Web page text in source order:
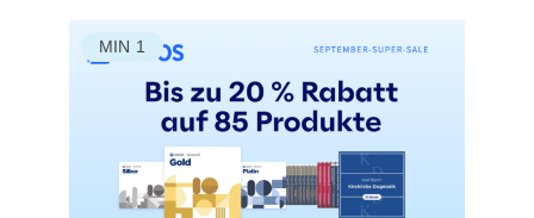
MIN 1